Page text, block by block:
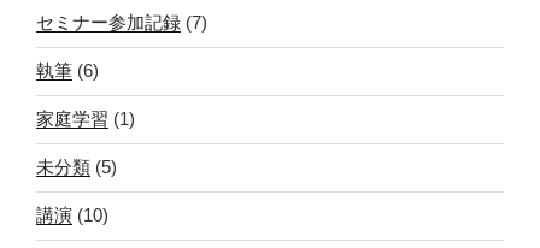
セミナー参加記録 (7)
執筆 (6)
家庭学習 (1)
未分類 (5)
講演 (10)